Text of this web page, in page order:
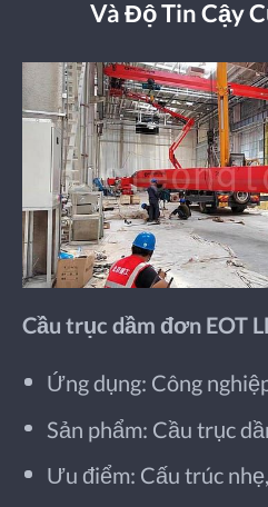
Và Độ Tin Cậy
Cầu trục dầm đơn EOT
Ứng dụng: Công
Sản phẩm: Cầu trục
Ưu điểm: Cấu trúc